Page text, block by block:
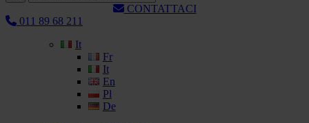
CONTATTACI
011 89 68 211
It
Fr
It
En
Pl
De